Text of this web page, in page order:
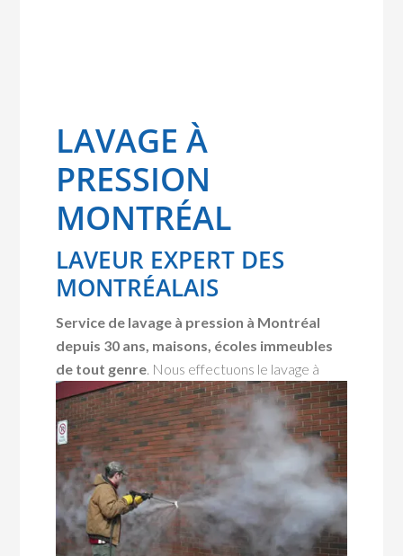
LAVAGE À
PRESSION
MONTRÉAL
LAVEUR EXPERT DES
MONTRÉALAIS
Service de lavage à pression à Montréal
depuis 30 ans, maisons, écoles immeubles
de tout genre. Nous effectuons le lavage à